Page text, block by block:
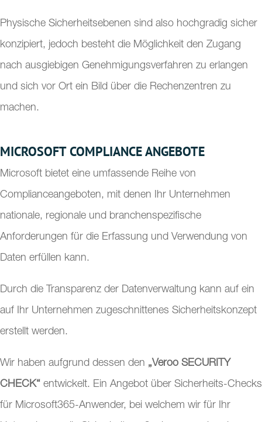
Physische Sicherheitsebenen sind also hochgradig sicher
konzipiert, jedoch besteht die Möglichkeit den Zugang
nach ausgiebigen Genehmigungsverfahren zu erlangen
und sich vor Ort ein Bild über die Rechenzentren zu
machen.
MICROSOFT COMPLIANCE ANGEBOTE
Microsoft bietet eine umfassende Reihe von
Complianceangeboten, mit denen Ihr Unternehmen
nationale, regionale und branchenspezifische
Anforderungen für die Erfassung und Verwendung von
Daten erfüllen kann.
Durch die Transparenz der Datenverwaltung kann auf ein
auf Ihr Unternehmen zugeschnittenes Sicherheitskonzept
erstellt werden.
Wir haben aufgrund dessen den „Veroo SECURITY
CHECK“ entwickelt. Ein Angebot über Sicherheits-Checks
für Microsoft365-Anwender, bei welchem wir für Ihr